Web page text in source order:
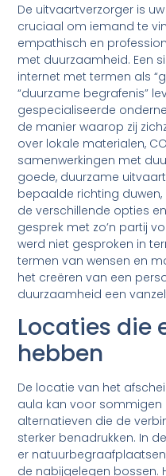
De uitvaartverzorger is
cruciaal om iemand te
empathisch en
met duurzaamheid. Een
internet met termen als
“duurzame begrafenis”
gespecialiseerde
de manier waarop zij
over lokale materialen,
samenwerkingen met
goede, duurzame
bepaalde richting
de verschillende opties
gesprek met zo’n partij
werd niet gesproken in
termen van wensen en
het creëren van een
duurzaamheid een
Locaties die
hebben
De locatie van het
aula kan voor sommigen
alternatieven die de
sterker benadrukken. In
er
de nabijgelegen bossen.